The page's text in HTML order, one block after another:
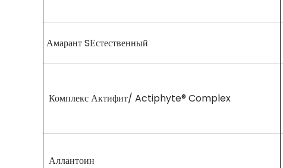
Амарант SЕстественный
Комплекс Актифит/ Actiphyte® Complex
Аллантоин